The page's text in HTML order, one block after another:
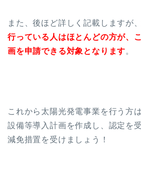
また、後ほど詳しく記載しますが、
行っている人はほとんどの方が、
画を申請できる対象となります。
これから太陽光発電事業を行う方
設備等導入計画を作成し、認定を
減免措置を受けましょう！